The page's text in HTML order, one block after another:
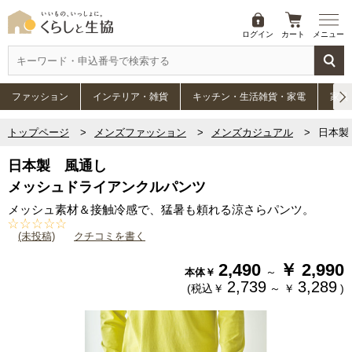
ログイン カート メニュー
ファッション インテリア・雑貨 キッチン・生活雑貨・家電 家具
トップページ メンズファッション メンズカジュアル 日本
日本製 風通し
メッシュドライアンクルパンツ
メッシュ素材＆接触冷感で、猛暑も頼れる涼さらパンツ。
(未投稿) クチコミを書く
本体￥ 2,490 ～ ￥ 2,990
(税込￥ 2,739 ～ ￥ 3,289 )